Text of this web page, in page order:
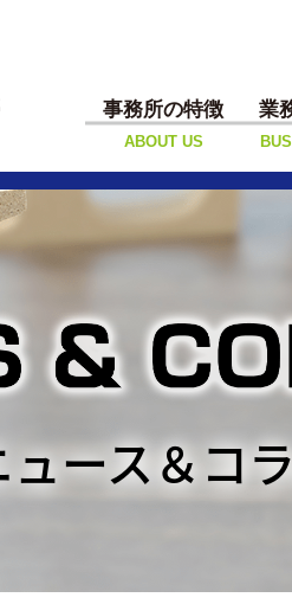
事務所の特徴
ABOUT US
業
ース＆コ